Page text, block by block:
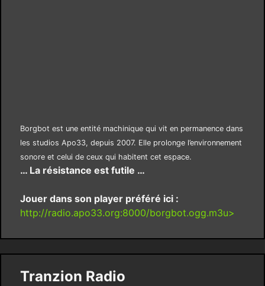
Borgbot est une entité machinique qui vit en permanence dans
les studios Apo33, depuis 2007. Elle prolonge l’environnement
sonore et celui de ceux qui habitent cet espace.
… La résistance est futile …
Jouer dans son player préféré ici :
http://radio.apo33.org:8000/borgbot.ogg.m3u>
Tranzion Radio